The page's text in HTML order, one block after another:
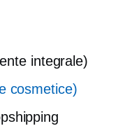
integrale)
cosmetice)